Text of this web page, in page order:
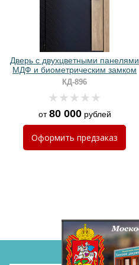
Хочу такую
Дверь с двухцветными панелями
МДФ и биометрическим замком
КД-896
от80 000рублей
Оформить предзаказ